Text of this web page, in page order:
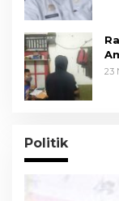
23
Politik